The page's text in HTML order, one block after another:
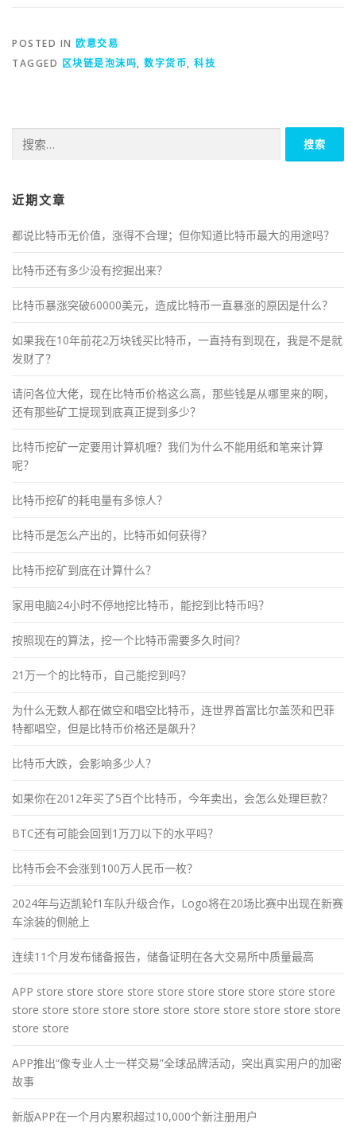
POSTED IN 欧意交易
TAGGED 区块链是泡沫吗, 数字货币, 科技
索：
近期文章
都说比特币无价值，涨得不合理；但你知道比特币最大的用途吗？
比特币还有多少没有挖掘出来？
比特币暴涨突破60000美元，造成比特币一直暴涨的原因是什么？
如果我在10年前花2万块钱买比特币，一直持有到现在，我是不是就
发财了？
请问各位大佬，现在比特币价格这么高，那些钱是从哪里来的啊，
还有那些矿工提现到底真正提到多少？
比特币挖矿一定要用计算机嚒？我们为什么不能用纸和笔来计算
呢？
比特币挖矿的耗电量有多惊人？
比特币是怎么产出的，比特币如何获得？
比特币挖矿到底在计算什么？
家用电脑24小时不停地挖比特币，能挖到比特币吗？
按照现在的算法，挖一个比特币需要多久时间？
21万一个的比特币，自己能挖到吗？
为什么无数人都在做空和唱空比特币，连世界首富比尔盖茨和巴菲
特都唱空，但是比特币价格还是飙升？
比特币大跌，会影响多少人？
如果你在2012年买了5百个比特币，今年卖出，会怎么处理巨款？
BTC还有可能会回到1万刀以下的水平吗？
比特币会不会涨到100万人民币一枚？
2024年与迈凯轮f1车队升级合作，Logo将在20场比赛中出现在新赛
车涂装的侧舱上
连续11个月发布储备报告，储备证明在各大交易所中质量最高
APP store store store store store store store store store store
store store store store store store store store store store store
store store
APP推出“像专业人士一样交易”全球品牌活动，突出真实用户的加密
故事
新版APP在一个月内累积超过10,000个新注册用户